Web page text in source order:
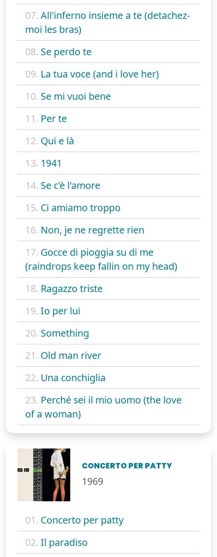
07. All'inferno insieme a te (detachez-
moi les bras)
08. Se perdo te
09. La tua voce (and i love her)
10. Se mi vuoi bene
11. Per te
12. Qui e là
13. 1941
14. Se c'è l'amore
15. Ci amiamo troppo
16. Non, je ne regrette rien
17. Gocce di pioggia su di me
(raindrops keep fallin on my head)
18. Ragazzo triste
19. Io per lui
20. Something
21. Old man river
22. Una conchiglia
23. Perché sei il mio uomo (the love
of a woman)
CONCERTO PER PATTY
1969
01. Concerto per patty
02. Il paradiso